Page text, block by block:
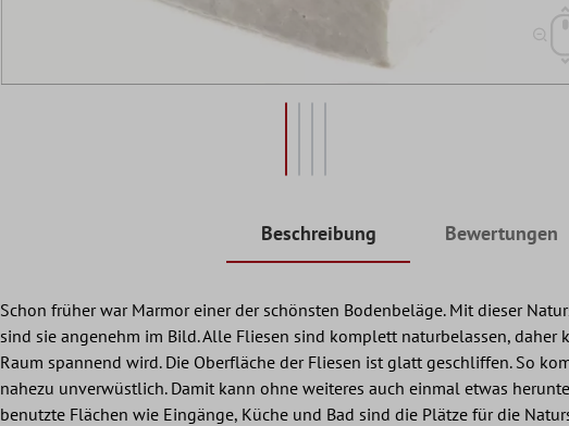
Beschreibung Bewertungen
Schon früher war Marmor einer der schönsten Bodenbeläge. Mit dieser
sind sie angenehm im Bild. Alle Fliesen sind komplett naturbelassen,
Raum spannend wird. Die Oberfläche der Fliesen ist glatt geschliffen. So
nahezu unverwüstlich. Damit kann ohne weiteres auch einmal etwas
benutzte Flächen wie Eingänge, Küche und Bad sind die Plätze für die